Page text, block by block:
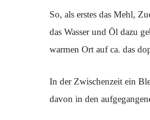
So, als erstes das Mehl,
das Wasser und Öl dazu
warmen Ort auf ca. das
In der Zwischenzeit ein
davon in den